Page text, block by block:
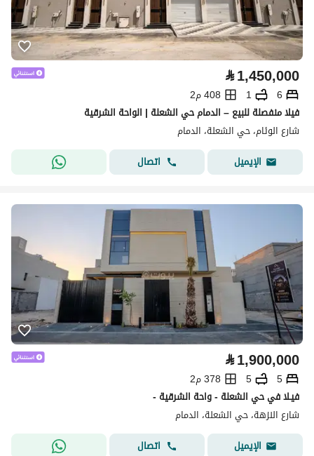
⃁1,450,000
6
1
408 م2
فيلا منفصلة للبيع – الدمام حي الشعلة | الواحة الشرقية
شارع الوئام، حي الشعلة، الدمام
الإيميل
اتصال
⃁1,900,000
5
5
378 م2
فيـلا في حي الشعلة - واحة الشرقية -
شارع النزهة، حي الشعلة، الدمام
الإيميل
اتصال